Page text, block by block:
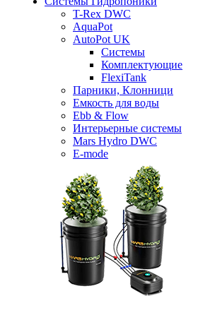
T-Rex DWC
AquaPot
AutoPot UK
Системы
Комплектующие
FlexiTank
Парники, Клонници
Емкость для воды
Ebb & Flow
Интерьерные системы
Mars Hydro DWC
E-mode